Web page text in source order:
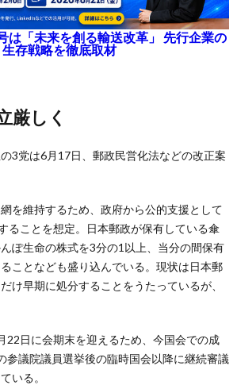
は「未来を創る輸送改革」 先行企業の
生存戦略を徹底取材
厳しく
3党は6月17日、郵政民営化法などの改正案
を維持するため、政府から公的支援として
ることを想定。日本郵政が保有している傘
ぽ生命の株式を3分の1以上、当分の間保有
ことなども盛り込んでいる。現状は日本郵
け早期に処分することをうたっているが、
22日に会期末を迎えるため、今国会での成
参議院議員選挙後の臨時国会以降に継続審議
いる。